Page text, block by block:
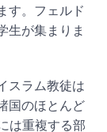
す。フェルド
生が集まりま
スラム教徒は
国のほとんど
は重複する部